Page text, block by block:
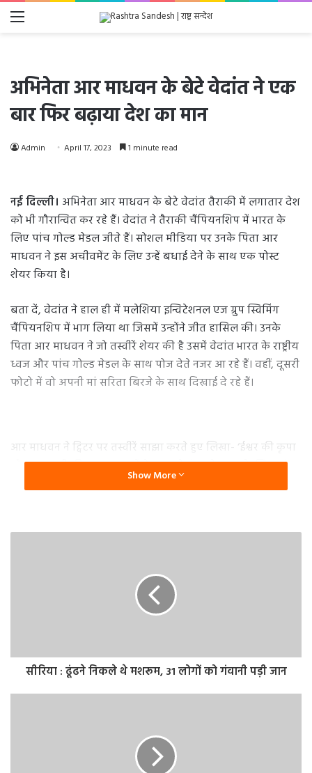
Menu
अभिनेता आर माधवन के बेटे वेदांत ने एक
बार फिर बढ़ाया देश का मान
Admin April 17, 2023 1 minute read
नई दिल्ली। अभिनेता आर माधवन के बेटे वेदांत तैराकी में लगातार देश
को भी गौरान्वित कर रहे हैं। वेदांत ने तैराकी चैंपियनशिप में भारत के
लिए पांच गोल्ड मेडल जीते हैं। सोशल मीडिया पर उनके पिता आर
माधवन ने इस अचीवमेंट के लिए उन्हें बधाई देने के साथ एक पोस्ट
शेयर किया है।
बता दें, वेदांत ने हाल ही में मलेशिया इन्विटेशनल एज ग्रुप स्विमिंग
चैंपियनशिप में भाग लिया था जिसमें उन्होंने जीत हासिल की। उनके
पिता आर माधवन ने जो तस्वीरें शेयर की है उसमें वेदांत भारत के राष्ट्रीय
ध्वज और पांच गोल्ड मेडल के साथ पोज देते नजर आ रहे हैं। वहीं, दूसरी
फोटो में वो अपनी मां सरिता बिरजे के साथ दिखाई दे रहे हैं।
आर माधवन ने ट्विटर पर तस्वीरें साझा करते हुए लिखा- ‘ईश्वर की कृपा
और आप सभी की शुभकामनाओं के साथ वेदांत को भारत के लिए पांच
स्वर्ण (50 मीटर, 100 मीटर, 200 मीटर, 400 मीटर और 1500 मीटर में)
था। हम उत्साहित हैं और प्रदीप सर के बहुत आभारी हैं।’
Show More
सीरिया : ढूंढने निकले थे मशरूम, 31 लोगों को गंवानी पड़ी जान